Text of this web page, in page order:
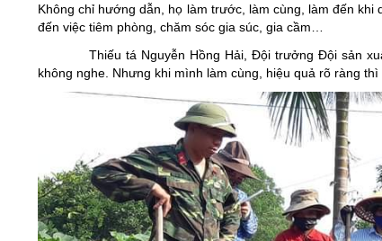
Không chỉ hướng dẫn, họ làm trước, làm cùng, làm đến
đến việc tiêm phòng, chăm sóc gia súc, gia cầm…
Thiếu tá Nguyễn Hồng Hải, Đội trưởng Đội sản
không nghe. Nhưng khi mình làm cùng, hiệu quả rõ ràng thì